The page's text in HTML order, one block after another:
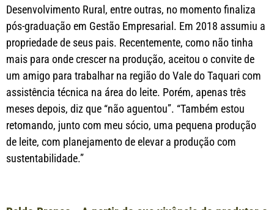
Desenvolvimento Rural, entre outras, no momento finaliza
pós-graduação em Gestão Empresarial. Em 2018 assumiu a
propriedade de seus pais. Recentemente, como não tinha
mais para onde crescer na produção, aceitou o convite de
um amigo para trabalhar na região do Vale do Taquari com
assistência técnica na área do leite. Porém, apenas três
meses depois, diz que “não aguentou”. “Também estou
retomando, junto com meu sócio, uma pequena produção
de leite, com planejamento de elevar a produção com
sustentabilidade.”